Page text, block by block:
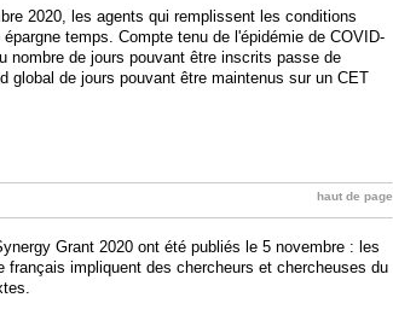
2020, les agents qui remplissent les conditions
temps. Compte tenu de l'épidémie de COVID-
nombre de jours pouvant être inscrits passe de
global de jours pouvant être maintenus sur un CET
haut de page
Grant 2020 ont été publiés le 5 novembre : les
français impliquent des chercheurs et chercheuses du